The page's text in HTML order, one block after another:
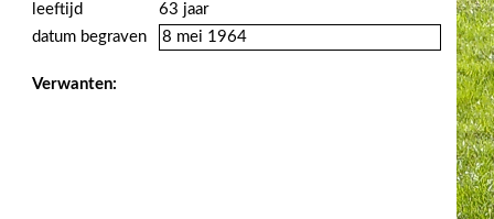
leeftijd
63 jaar
datum begraven
Verwanten: